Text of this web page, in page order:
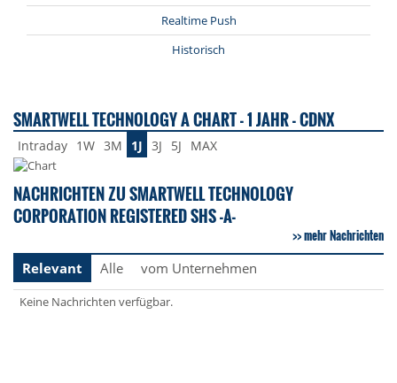
Realtime Push
Historisch
SMARTWELL TECHNOLOGY A CHART - 1 JAHR - CDNX
Intraday 1W 3M 1J 3J 5J MAX
NACHRICHTEN ZU SMARTWELL TECHNOLOGY
CORPORATION REGISTERED SHS -A-
mehr Nachrichten
Relevant
Alle vom Unternehmen
Keine Nachrichten verfügbar.